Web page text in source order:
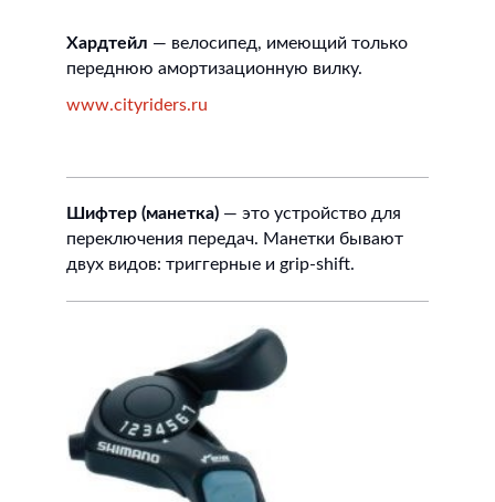
Хардтейл — велосипед, имеющий только
переднюю амортизационную вилку.
www.cityriders.ru
Шифтер (манетка) — это устройство для
переключения передач. Манетки бывают
двух видов: триггерные и grip-shift.